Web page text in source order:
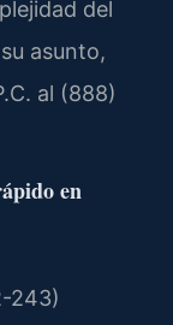
del
asunto,
al (888)
en
243)